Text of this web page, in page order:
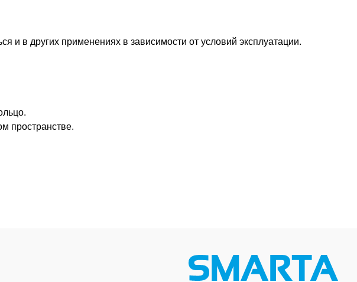
и в других применениях в зависимости от условий эксплуатации.
пространстве.